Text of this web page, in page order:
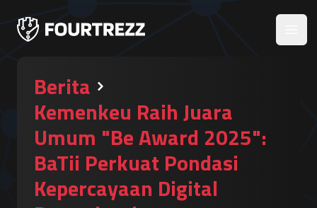
Berita
Kemenkeu Raih Juara
Umum "Be Award 2025":
BaTii Perkuat Pondasi
Kepercayaan Digital